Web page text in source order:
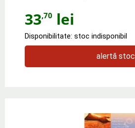
33,70 lei
Disponibilitate: stoc indisponibil
alertă stoc